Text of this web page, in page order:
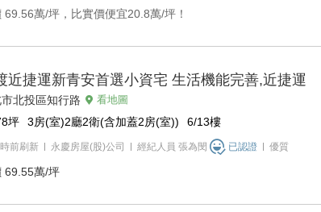
69.56萬/坪，比實價便宜20.8萬/坪！
近捷運新青安首選小資宅 生活機能完善,近捷運
北投區知行路 看地圖
坪 3房(室)2廳2衛(含加蓋2房(室)) 6/13樓
前刷新 永慶房屋(股)公司 經紀人員 張為閔 已認證 優質
69.55萬/坪